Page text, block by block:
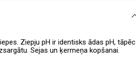
Ziepju pH ir identisks ādas pH, tāpēc
Sejas un ķermeņa kopšanai.